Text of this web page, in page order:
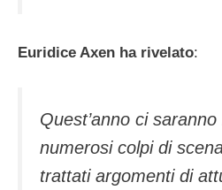
Euridice Axen ha rivelato:
Quest’anno ci
numerosi colpi di
trattati argomenti di